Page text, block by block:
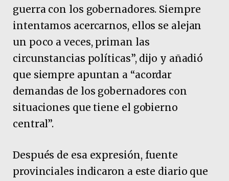
guerra con los gobernadores. Siempre
intentamos acercarnos, ellos se alejan
un poco a veces, priman las
circunstancias políticas”, dijo y añadió
que siempre apuntan a “acordar
demandas de los gobernadores con
situaciones que tiene el gobierno
central”.
Después de esa expresión, fuente
provinciales indicaron a este diario que